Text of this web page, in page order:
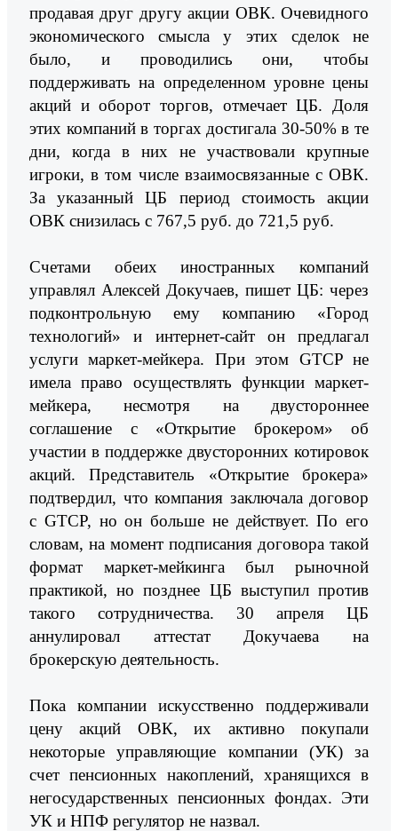
продавая друг другу акции ОВК. Очевидного
экономического смысла у этих сделок не
было, и проводились они, чтобы
поддерживать на определенном уровне цены
акций и оборот торгов, отмечает ЦБ. Доля
этих компаний в торгах достигала 30-50% в те
дни, когда в них не участвовали крупные
игроки, в том числе взаимосвязанные с ОВК.
За указанный ЦБ период стоимость акции
ОВК снизилась с 767,5 руб. до 721,5 руб.
Счетами обеих иностранных компаний
управлял Алексей Докучаев, пишет ЦБ: через
подконтрольную ему компанию «Город
технологий» и интернет-сайт он предлагал
услуги маркет-мейкера. При этом GTCP не
имела право осуществлять функции маркет-
мейкера, несмотря на двустороннее
соглашение с «Открытие брокером» об
участии в поддержке двусторонних котировок
акций. Представитель «Открытие брокера»
подтвердил, что компания заключала договор
с GTCP, но он больше не действует. По его
словам, на момент подписания договора такой
формат маркет-мейкинга был рыночной
практикой, но позднее ЦБ выступил против
такого сотрудничества. 30 апреля ЦБ
аннулировал аттестат Докучаева на
брокерскую деятельность.
Пока компании искусственно поддерживали
цену акций ОВК, их активно покупали
некоторые управляющие компании (УК) за
счет пенсионных накоплений, хранящихся в
негосударственных пенсионных фондах. Эти
УК и НПФ регулятор не назвал.